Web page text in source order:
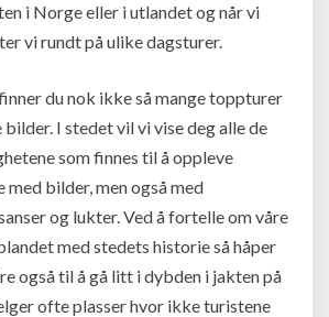
i Norge eller i utlandet og når vi
vi rundt på ulike dagsturer.
du nok ikke så mange toppturer
I stedet vil vi vise deg alle de
som finnes til å oppleve
med bilder, men også med
og lukter. Ved å fortelle om våre
med stedets historie så håper
også til å gå litt i dybden i jakten på
ofte plasser hvor ikke turistene